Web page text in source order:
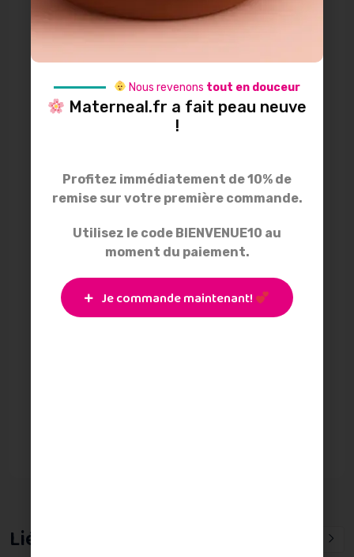
Informations:
Téléphone :
E-mail : info@toyup.com
6391 Elgin St. Celina, Delaware 10299
Enim ad minim veniam, quis nostrud exercitation mco
ad minimquis nostrud exercitation Enim ad minim
veniam, quis nostrud exercitation mco.
Liées Chef
Nous revenons tout en douceur
Materneal.fr a fait peau neuve
!
Profitez immédiatement de 10% de
remise sur votre première commande.
Utilisez le code BIENVENUE10 au
moment du paiement.
Je commande maintenant!